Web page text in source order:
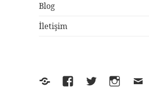
Blog
İletişim
Yelp FacebookTwitterInstagram
E-